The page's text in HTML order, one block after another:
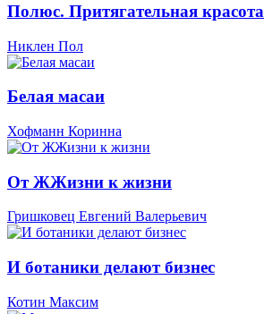
Полюс. Притягательная красота
Никлен Пол
Белая масаи
Хофманн Коринна
От ЖЖизни к жизни
Гришковец Евгений Валерьевич
И ботаники делают бизнес
Котин Максим